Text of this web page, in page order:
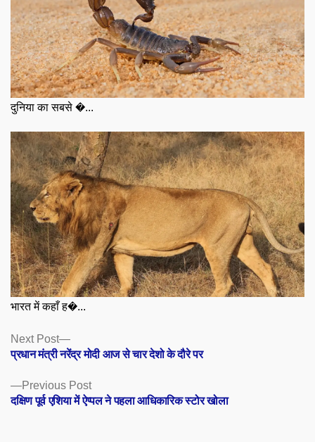
दुनिया का सबसे �...
भारत में कहाँ ह�...
Posts
navigation
Previous PostPrevious
post:
दक्षिण पूर्व एशिया में ऐप्पल ने पहला आधिकारिक स्टोर खोला
Next Post
Next
post:
प्रधान मंत्री नरेंद्र मोदी आज से चार देशो के दौरे पर